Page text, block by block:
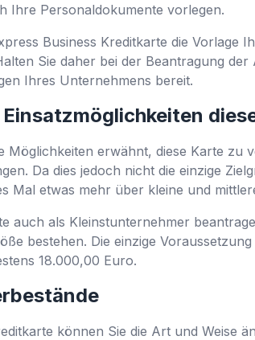
Ihre Personaldokumente vorlegen.
Business Kreditkarte die Vorlage
Sie daher bei der Beantragung der
Ihres Unternehmens bereit.
Möglichkeiten erwähnt, diese Karte zu
Da dies jedoch nicht die einzige
Mal etwas mehr über kleine und
auch als Kleinstunternehmer
bestehen. Die einzige
18.000,00 Euro.
können Sie die Art und Weise